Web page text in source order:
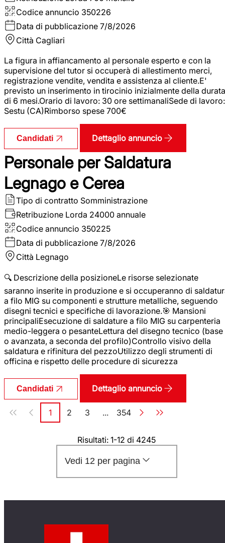
Codice annuncio 350226
Data di pubblicazione 7/8/2026
Città Cagliari
La figura in affiancamento al personale esperto e con la
supervisione del tutor si occuperà di allestimento merci,
registrazione vendite, vendita e assistenza al cliente.E'
previsto un inserimento in tirocinio inizialmente della durata
di 6 mesi.Orario di lavoro: 30 ore settimanaliSede di lavoro:
Sestu (CA)Rimborso spese 700€
Candidati Dettaglio annuncio
Personale per Saldatura
Legnago e Cerea
Tipo di contratto Somministrazione
Retribuzione Lorda 24000 annuale
Codice annuncio 350225
Data di pubblicazione 7/8/2026
Città Legnago
🔍 Descrizione della posizioneLe risorse selezionate
saranno inserite in produzione e si occuperanno di
a filo MIG su componenti e strutture metalliche, seguendo
disegni tecnici e specifiche di lavorazione.🎯 Mansioni
principaliEsecuzione di saldature a filo MIG su carpenteria
medio-leggera o pesanteLettura del disegno tecnico (base
o avanzata, a seconda del profilo)Controllo visivo della
saldatura e rifinitura del pezzoUtilizzo degli strumenti di
officina e rispetto delle procedure di sicurezza
Candidati Dettaglio annuncio
Paginazione
Pagina
1 Pagina
2 Pagina
3 ... Pagina
354
Risultati: 1-12 di 4245
Vedi 12 per pagina